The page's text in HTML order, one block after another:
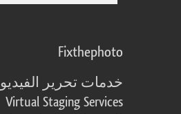
Fixthephoto
خدمات تحرير الفيديو
Virtual Staging Services